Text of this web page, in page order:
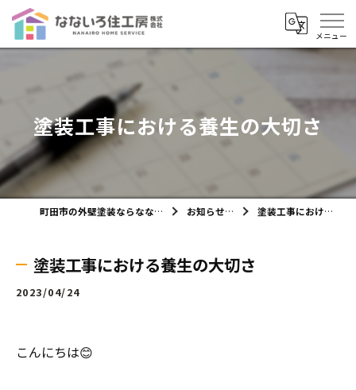
塗装工事における養生の大切さ
町田市の外壁塗装ならなないろ住工房株式会社 お知らせ・ブログ 塗装工事における養生の大切さ
塗装工事における養生の大切さ
2023/04/24
こんにちは😊